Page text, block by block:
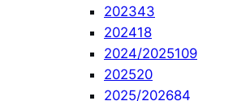
202343
202418
2024/2025109
202520
2025/202684